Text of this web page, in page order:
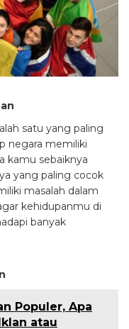
satu yang paling
negara memiliki
kamu sebaiknya
yang paling cocok
masalah dalam
kehidupanmu di
banyak
Populer, Apa
atau